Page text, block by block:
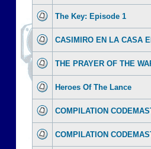
The Key: Episode 1
CASIMIRO EN LA CASA
THE PRAYER OF THE
Heroes Of The Lance
COMPILATION
COMPILATION